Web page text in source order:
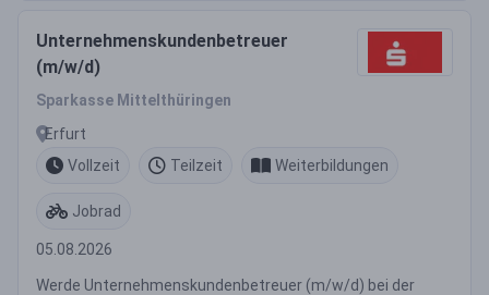
Unternehmenskundenbetreuer
(m/w/d)
Sparkasse Mittelthüringen
Erfurt
Vollzeit
Teilzeit Weiterbildungen
Jobrad
05.08.2026
Werde Unternehmenskundenbetreuer (m/w/d) bei der